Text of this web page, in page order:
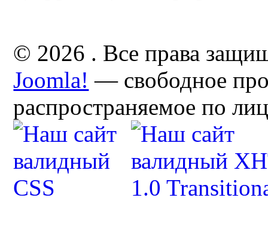
© 2026 . Все права
Joomla! — свободное
распространяемое по